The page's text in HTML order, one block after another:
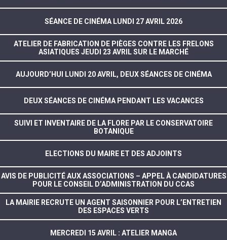
SÉANCE DE CINÉMA LUNDI 27 AVRIL 2026
ATELIER DE FABRICATION DE PIÈGES CONTRE LES FRELONS
ASIATIQUES JEUDI 23 AVRIL SUR LE MARCHÉ
AUJOURD’HUI LUNDI 20 AVRIL, DEUX SÉANCES DE CINÉMA
DEUX SÉANCES DE CINÉMA PENDANT LES VACANCES
SUIVI ET INVENTAIRE DE LA FLORE PAR LE CONSERVATOIRE
BOTANIQUE
ELECTIONS DU MAIRE ET DES ADJOINTS
AVIS DE PUBLICITÉ AUX ASSOCIATIONS – APPEL À CANDIDATURES
POUR LE CONSEIL D’ADMINISTRATION DU CCAS
LA MAIRIE RECRUTE UN AGENT SAISONNIER POUR L’ENTRETIEN
DES ESPACES VERTS
MERCREDI 15 AVRIL : ATELIER MANGA